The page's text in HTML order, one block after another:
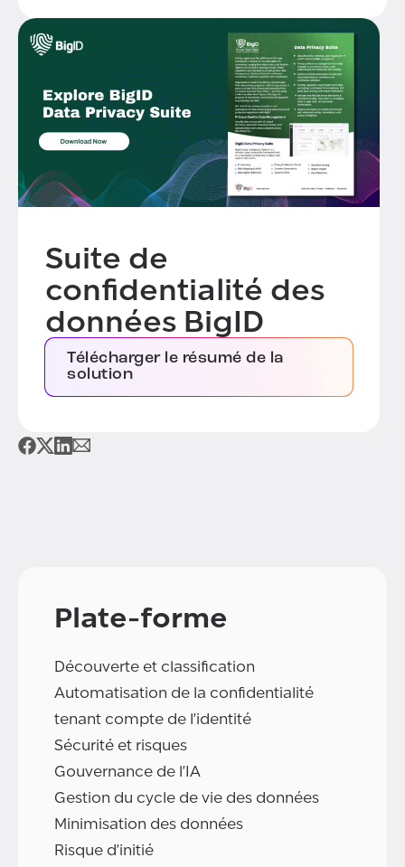
Suite de
confidentialité des
données BigID
Télécharger le résumé de la
solution
Plate-forme
Découverte et classification
Automatisation de la confidentialité
tenant compte de l'identité
Sécurité et risques
Gouvernance de l'IA
Gestion du cycle de vie des données
Minimisation des données
Risque d'initié